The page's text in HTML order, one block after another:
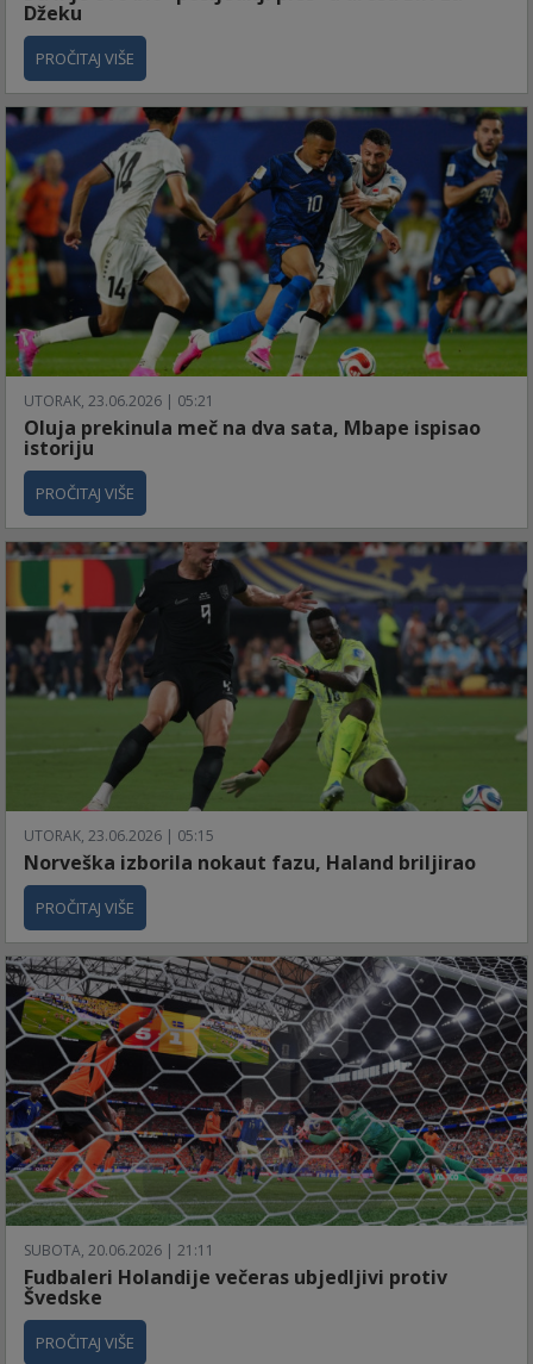
Džeku
PROČITAJ VIŠE
UTORAK, 23.06.2026 | 05:21
Oluja prekinula meč na dva sata, Mbape ispisao
istoriju
PROČITAJ VIŠE
UTORAK, 23.06.2026 | 05:15
Norveška izborila nokaut fazu, Haland briljirao
PROČITAJ VIŠE
SUBOTA, 20.06.2026 | 21:11
Fudbaleri Holandije večeras ubjedljivi protiv
Švedske
PROČITAJ VIŠE